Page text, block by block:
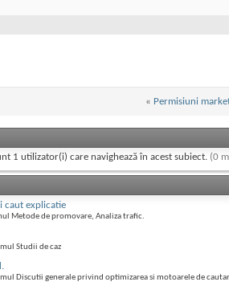
« Permisiuni
1 utilizator(i) care navighează în acest subiect. (0
caut explicatie
Metode de promovare, Analiza trafic.
Studii de caz
Discutii generale privind optimizarea si motoarele de